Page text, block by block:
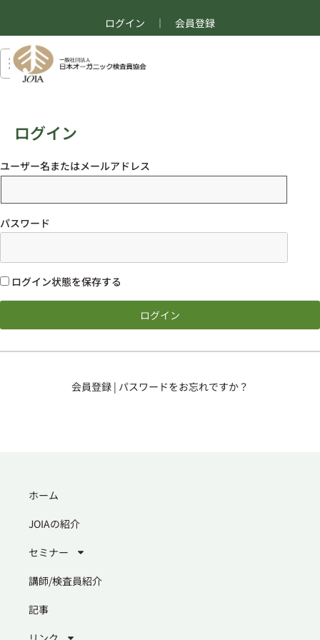
ログイン ｜ 会員登録
ログイン
ユーザー名またはメールアドレス
パスワード
ログイン状態を保存する
会員登録 | パスワードをお忘れですか？
ホーム
JOIAの紹介
セミナー
講師/検査員紹介
記事